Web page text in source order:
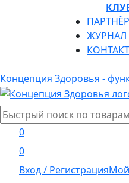
ЖУРНАЛ
Концепция Здоровья -
0
0
Вход / РегистрацияМой